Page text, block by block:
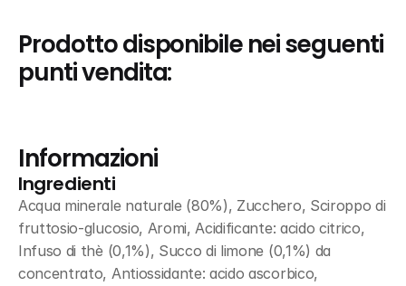
Prodotto disponibile nei seguenti
punti vendita:
Informazioni
Ingredienti
Acqua minerale naturale (80%), Zucchero, Sciroppo di
fruttosio-glucosio, Aromi, Acidificante: acido citrico,
Infuso di thè (0,1%), Succo di limone (0,1%) da
concentrato, Antiossidante: acido ascorbico,